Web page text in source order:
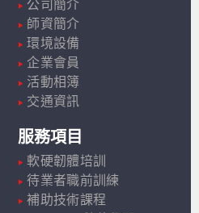
公司簡介
師資簡介
環境設備
企業會員
活動相簿
交通資訊
服務項目
軟硬韌體培訓
待業者職前訓練
補助技術課程